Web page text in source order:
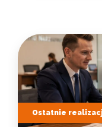
Ostatnie